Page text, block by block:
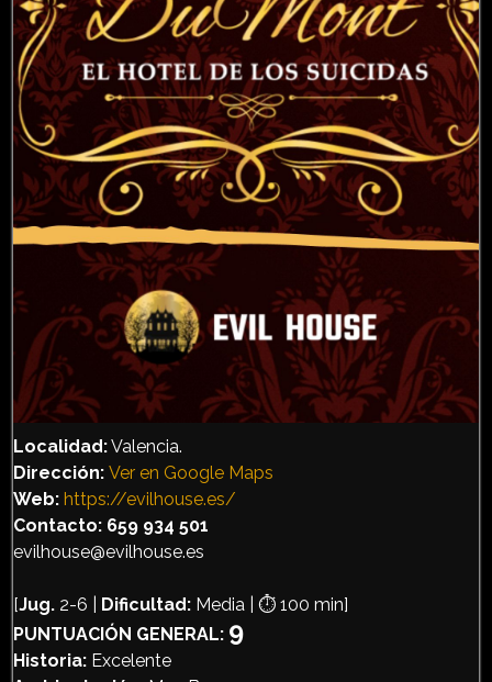
Localidad:Valencia.
Dirección: Ver en Google Maps
Web: https://evilhouse.es/
Contacto: 659 934 501
evilhouse@evilhouse.es
[Jug. 2-6 | Dificultad: Media | ⏱️ 100 min]
PUNTUACIÓN GENERAL: 9
Historia: Excelente